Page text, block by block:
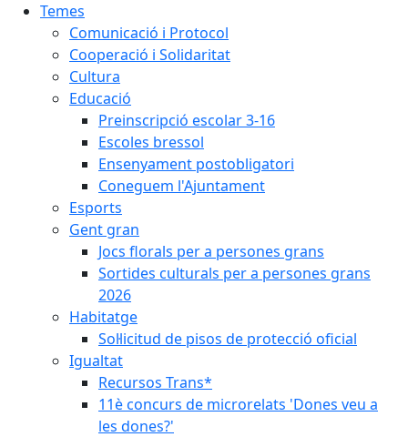
Temes
Comunicació i Protocol
Cooperació i Solidaritat
Cultura
Educació
Preinscripció escolar 3-16
Escoles bressol
Ensenyament postobligatori
Coneguem l'Ajuntament
Esports
Gent gran
Jocs florals per a persones grans
Sortides culturals per a persones grans
2026
Habitatge
Sol·licitud de pisos de protecció oficial
Igualtat
Recursos Trans*
11è concurs de microrelats 'Dones veu a
les dones?'